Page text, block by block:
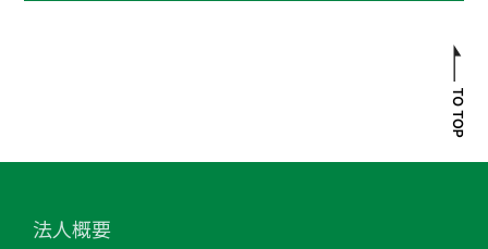
法人概要